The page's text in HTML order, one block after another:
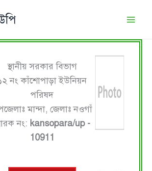
স্থানীয় সরকার বিভাগ
নং কাঁশোপাড়া ইউনিয়ন
পরিষদ
মান্দা, জেলাঃ নওগাঁ
নং: kansopara/up -
10911